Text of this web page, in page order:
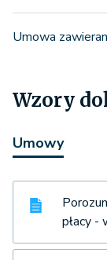
Umowa
Wzory
Umowy
płacy -